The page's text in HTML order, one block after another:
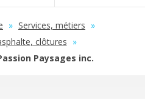
» Services, métiers »
clôtures »
Paysages inc.